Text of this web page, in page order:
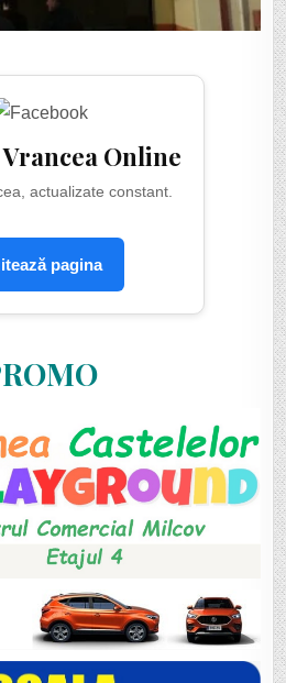
Online
actualizate constant.
pagina